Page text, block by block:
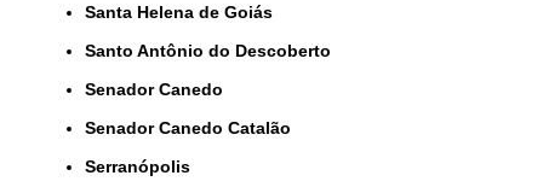
Santa Helena de Goiás
Santo Antônio do Descoberto
Senador Canedo
Senador Canedo Catalão
Serranópolis